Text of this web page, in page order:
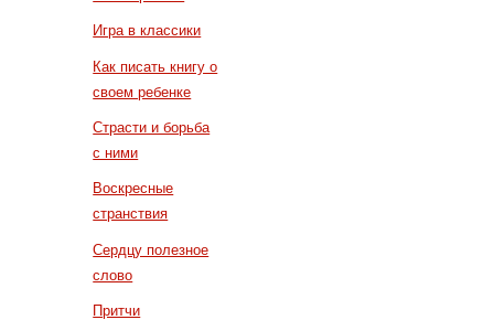
Игра в классики
Как писать книгу о
своем ребенке
Страсти и борьба
с ними
Воскресные
странствия
Сердцу полезное
слово
Притчи